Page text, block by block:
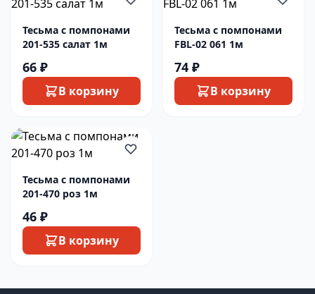
Тесьма с помпонами
201-535 салат 1м
66 ₽
В корзину
Тесьма с помпонами
FBL-02 061 1м
74 ₽
В корзину
Тесьма с помпонами
201-470 роз 1м
46 ₽
В корзину